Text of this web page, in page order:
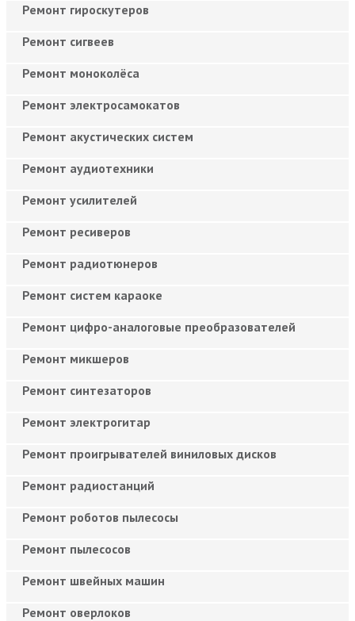
Ремонт гироскутеров
Ремонт сигвеев
Ремонт моноколёса
Ремонт электросамокатов
Ремонт акустических систем
Ремонт аудиотехники
Ремонт усилителей
Ремонт ресиверов
Ремонт радиотюнеров
Ремонт систем караоке
Ремонт цифро-аналоговые преобразователей
Ремонт микшеров
Ремонт синтезаторов
Ремонт электрогитар
Ремонт проигрывателей виниловых дисков
Ремонт радиостанций
Ремонт роботов пылесосы
Ремонт пылесосов
Ремонт швейных машин
Ремонт оверлоков